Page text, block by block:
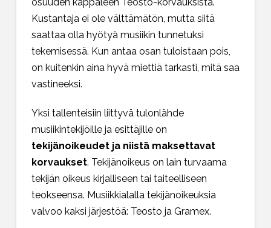
Kustantaja ei ole välttämätön, mutta siitä
saattaa olla hyötyä musiikin tunnetuksi
tekemisessä. Kun antaa osan tuloistaan pois,
on kuitenkin aina hyvä miettiä tarkasti, mitä saa
vastineeksi.
Yksi tallenteisiin liittyvä tulonlähde
musiikintekijöille ja esittäjille on
tekijänoikeudet ja niistä maksettavat
korvaukset. Tekijänoikeus on lain turvaama
tekijän oikeus kirjalliseen tai taiteelliseen
teokseensa. Musiikkialalla tekijänoikeuksia
valvoo kaksi järjestöä: Teosto ja Gramex.